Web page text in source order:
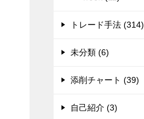
トレード手法 (314)
未分類 (6)
添削チャート (39)
自己紹介 (3)